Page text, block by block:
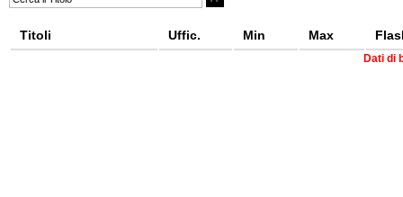
Titoli Uffic. Min Max
Dati di